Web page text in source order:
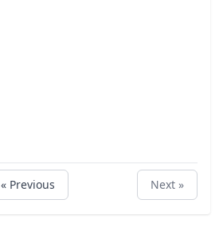
« Previous Next »